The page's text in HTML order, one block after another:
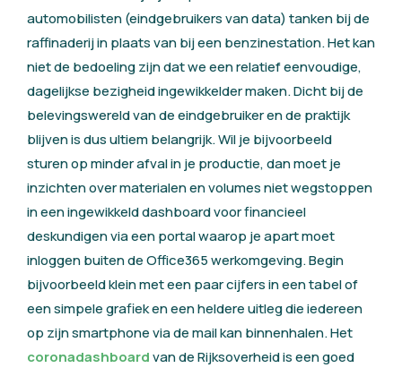
automobilisten (eindgebruikers van data) tanken bij de
raffinaderij in plaats van bij een benzinestation. Het kan
niet de bedoeling zijn dat we een relatief eenvoudige,
dagelijkse bezigheid ingewikkelder maken. Dicht bij de
belevingswereld van de eindgebruiker en de praktijk
blijven is dus ultiem belangrijk. Wil je bijvoorbeeld
sturen op minder afval in je productie, dan moet je
inzichten over materialen en volumes niet wegstoppen
in een ingewikkeld dashboard voor financieel
deskundigen via een portal waarop je apart moet
inloggen buiten de Office365 werkomgeving. Begin
bijvoorbeeld klein met een paar cijfers in een tabel of
een simpele grafiek en een heldere uitleg die iedereen
op zijn smartphone via de mail kan binnenhalen. Het
coronadashboardvan de Rijksoverheid is een goed